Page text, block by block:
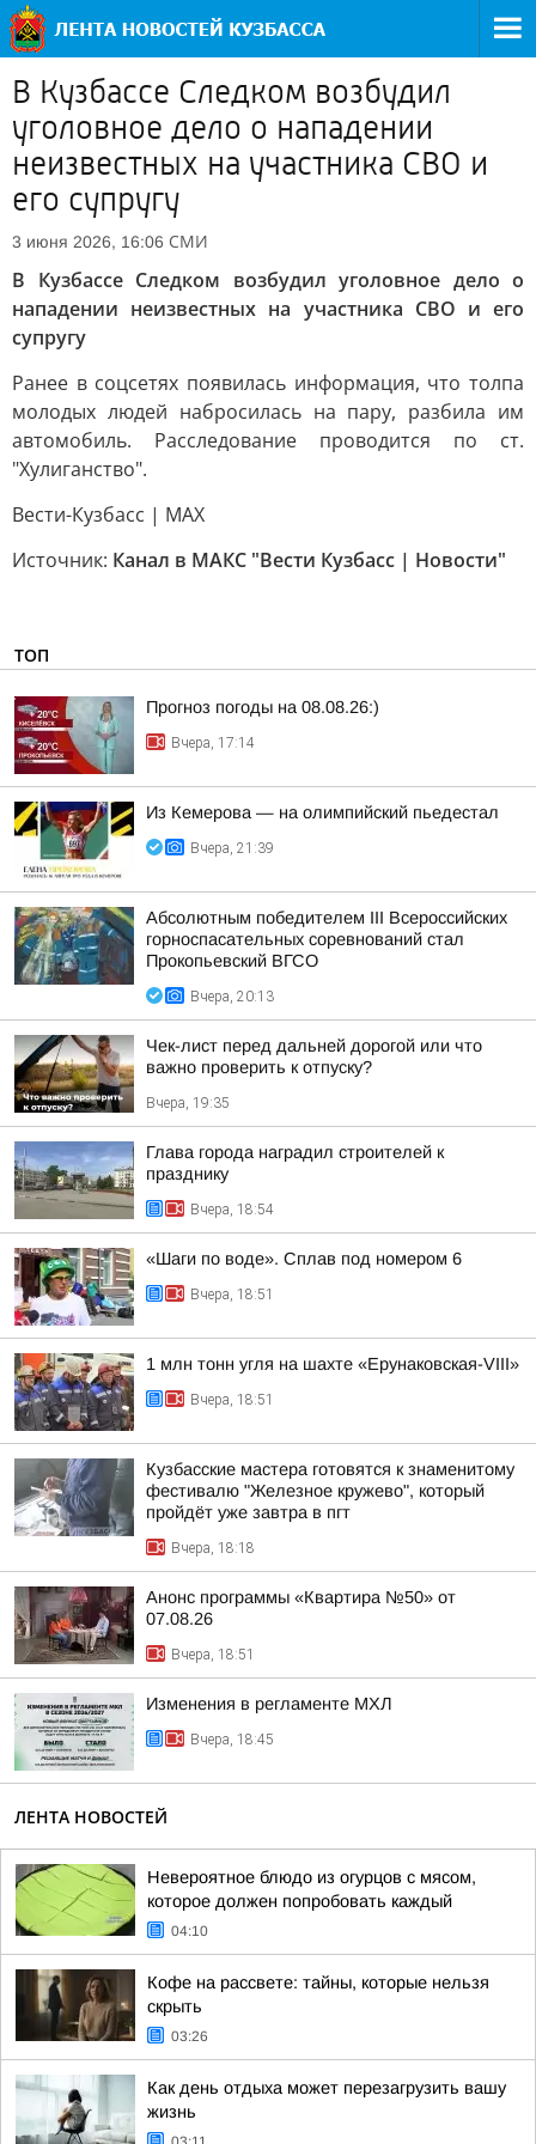
В Кузбассе Следком возбудил
уголовное дело о нападении
неизвестных на участника СВО и
его супругу
3 июня 2026, 16:06 СМИ
В Кузбассе Следком возбудил уголовное дело о
нападении неизвестных на участника СВО и его
супругу
Ранее в соцсетях появилась информация, что толпа
молодых людей набросилась на пару, разбила им
автомобиль. Расследование проводится по ст.
"Хулиганство".
Вести-Кузбасс | MAX
Источник: Канал в МАКС "Вести Кузбасс | Новости"
ТОП
Прогноз погоды на 08.08.26:)
Вчера, 17:14
Из Кемерова — на олимпийский пьедестал
Вчера, 21:39
Абсолютным победителем III Всероссийских
горноспасательных соревнований стал
Прокопьевский ВГСО
Вчера, 20:13
Чек-лист перед дальней дорогой или что
важно проверить к отпуску?
Вчера, 19:35
Глава города наградил строителей к
празднику
Вчера, 18:54
«Шаги по воде». Сплав под номером 6
Вчера, 18:51
1 млн тонн угля на шахте «Ерунаковская-VIII»
Вчера, 18:51
Кузбасские мастера готовятся к знаменитому
фестивалю "Железное кружево", который
пройдёт уже завтра в пгт
Вчера, 18:18
Анонс программы «Квартира №50» от
07.08.26
Вчера, 18:51
Изменения в регламенте МХЛ
Вчера, 18:45
ЛЕНТА НОВОСТЕЙ
Невероятное блюдо из огурцов с мясом,
которое должен попробовать каждый
04:10
Кофе на рассвете: тайны, которые нельзя
скрыть
03:26
Как день отдыха может перезагрузить вашу
жизнь